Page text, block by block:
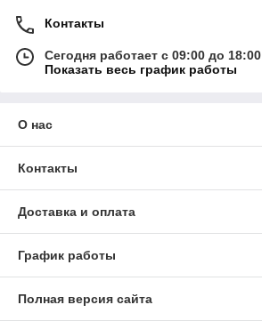
Контакты
Сегодня работает с 09:00 до 18:00
Показать весь график работы
О нас
Контакты
Доставка и оплата
График работы
Полная версия сайта